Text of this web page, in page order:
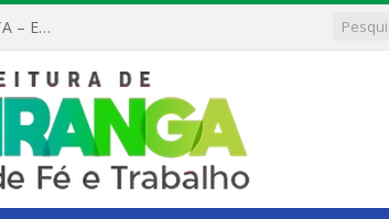
REGULAMENTO OFICIAL DO PRÊMIO ALUNO PROTAGONISTA – EDIÇÃO 2026